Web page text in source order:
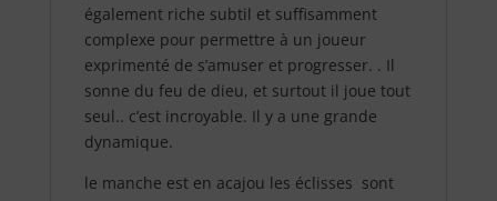
également riche subtil et suffisamment
complexe pour permettre à un joueur
exprimenté de s’amuser et progresser. . Il
sonne du feu de dieu, et surtout il joue tout
seul.. c’est incroyable. Il y a une grande
dynamique.
le manche est en acajou les éclisses sont